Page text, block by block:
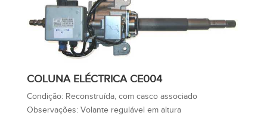
COLUNA ELÉCTRICA CE004
Condição: Reconstruída, com casco associado
Observações: Volante regulável em altura